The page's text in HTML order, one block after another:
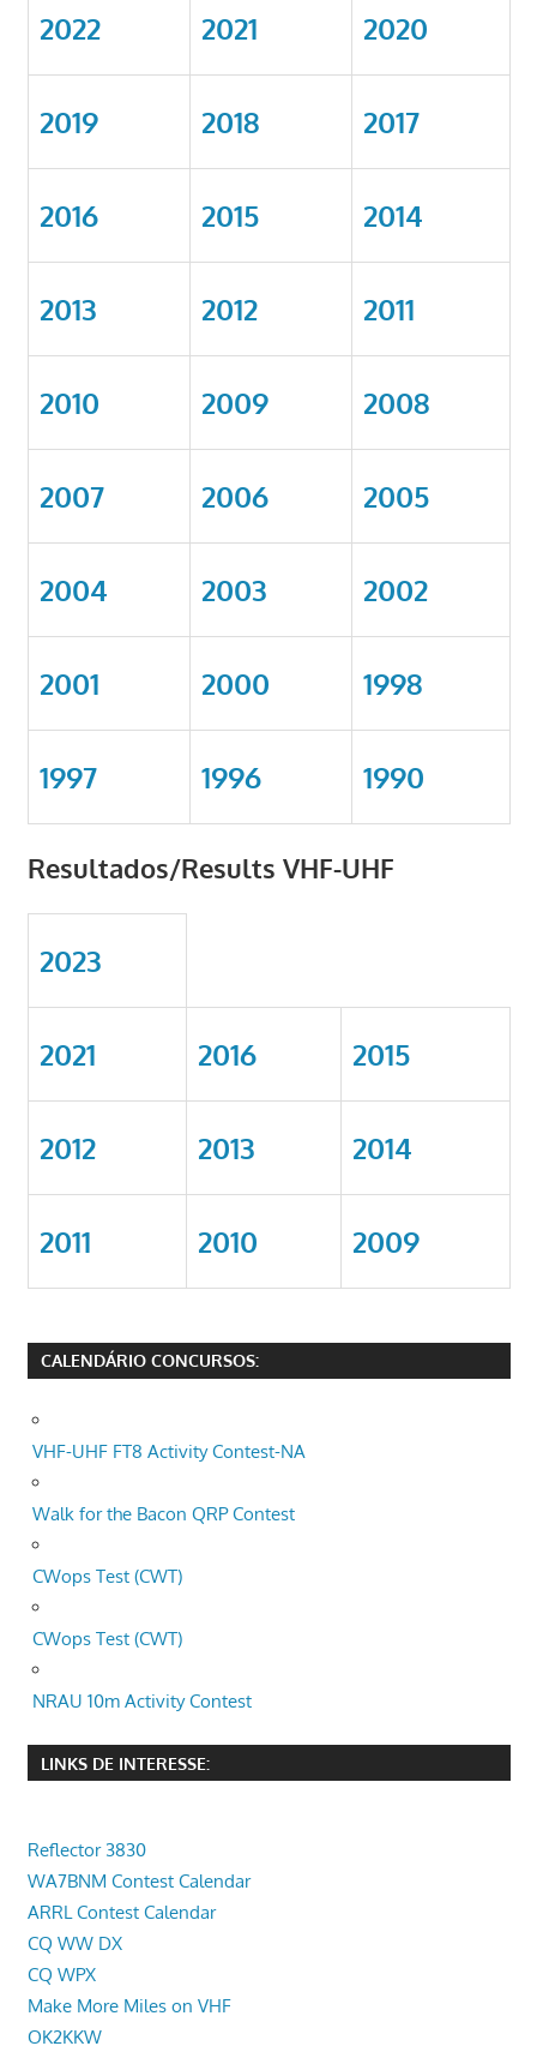
2022 2021 2020
2019 2018 2017
2016 2015 2014
2013 2012 2011
2010 2009 2008
2007 2006 2005
2004 2003 2002
2001 2000 1998
1997 1996 1990
Resultados/Results VHF-UHF
2023
2021 2016 2015
2012 2013 2014
2011 2010 2009
CALENDÁRIO CONCURSOS:
VHF-UHF FT8 Activity Contest-NA
Walk for the Bacon QRP Contest
CWops Test (CWT)
CWops Test (CWT)
NRAU 10m Activity Contest
LINKS DE INTERESSE:
Reflector 3830
WA7BNM Contest Calendar
ARRL Contest Calendar
CQ WW DX
CQ WPX
Make More Miles on VHF
OK2KKW